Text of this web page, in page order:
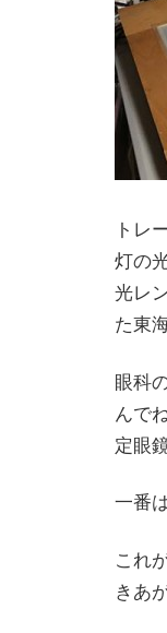
トレ
灯の
光レ
た東
眼科
んで
定眼
一番
これ
きあ